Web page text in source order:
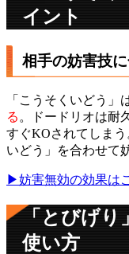
イント
相手の妨害技
「こうそくいどう」
る 。ドードリオは耐
すぐKOされてしま
いどう」を合わせて
▶妨害無効の効果は
「とびげり
使い方